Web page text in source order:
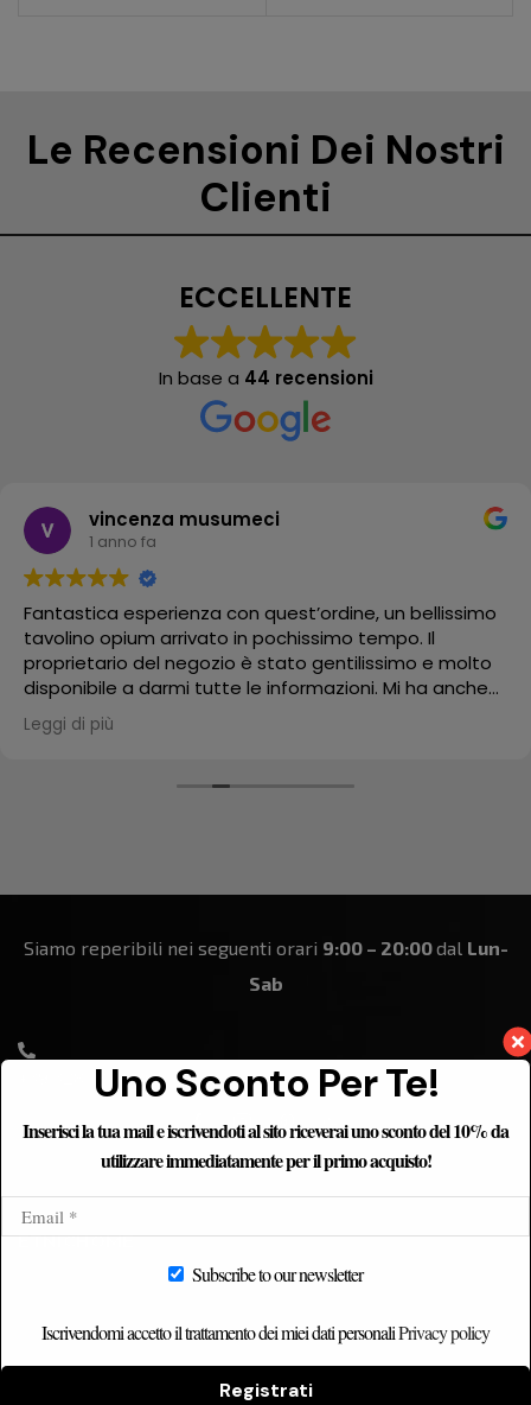
Le Recensioni Dei Nostri
Clienti
ECCELLENTE
In base a 44 recensioni
vincenza musumeci
1 anno fa
Fantastica esperienza con quest’ordine, un bellissimo
tavolino opium arrivato in pochissimo tempo. Il
proprietario del negozio è stato gentilissimo e molto
disponibile a darmi tutte le informazioni. Mi ha anche
mandato un video del suo bellissimo negozio.
Leggi di più
Siamo reperibili nei seguenti orari 9:00 – 20:00dal Lun-
Sab
+39 328 184 8861
ETNICHOME
Chi siamo
Catalogo
Uno Sconto Per Te!
Inserisci la tua mail e iscrivendoti al sito riceverai uno sconto del 10% da
utilizzare immediatamente per il primo acquisto!
Subscribe to our newsletter
Iscrivendomi accetto il trattamento dei miei dati personaliPrivacy policy
Registrati